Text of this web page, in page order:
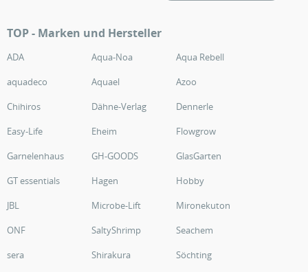
TOP - Marken und Hersteller
ADA Aqua-Noa
Aqua Rebell
aquadeco
Aquael
Azoo
Chihiros
Dähne-Verlag
Dennerle
Easy-Life
Eheim
Flowgrow
Garnelenhaus
GH-GOODS
GlasGarten
GT essentials
Hagen
Hobby
JBL
Microbe-Lift
Mironekuton
ONF
SaltyShrimp
Seachem
sera
Shirakura
Söchting